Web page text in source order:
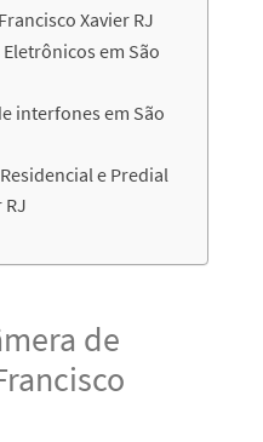
Xavier RJ
em São
interfones em São
e Predial
RJ
de